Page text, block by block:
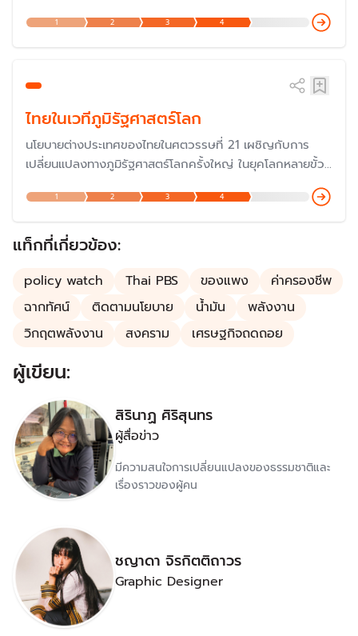
พลังงาน ทั้งค่าไฟฟ้า ค่าก๊าซหุงต้ม และค่าน้ำมันเชื้อเพลิงให้อยู่
ในระดับที่เหมาะสมในทันที" - คำแถลงนโยบายของนายก
1 2 3 4
ไทยในเวทีภูมิรัฐศาสตร์โลก
นโยบายต่างประเทศของไทยในศตวรรษที่ 21 เผชิญกับการ
เปลี่ยนแปลงทางภูมิรัฐศาสตร์โลกครั้งใหญ่ ในยุคโลกหลายขั้ว
นโยบาย "สะพานเชื่อมและสร้างสมดุล" แต่จะประสบความสำเร็จ
แค่ไหน ถือเป็นความท้าทายอย่างมากว่าประเทศจะอยู่อย่างไร
ภายใต้เกลียวคลื่นการเปลี่ยนแปลง
1 2 3 4
แท็กที่เกี่ยวข้อง:
policy watch Thai PBS ของแพง
ค่าครองชีพ
ฉากทัศน์
ติดตามนโยบาย น้ำมัน
พลังงาน
วิกฤตพลังงาน
สงคราม เศรษฐกิจถดถอย
ผู้เขียน:
สิรินาฏ ศิริสุนทร
ผู้สื่อข่าว
มีความสนใจการเปลี่ยนแปลงของธรรมชาติและ
เรื่องราวของผู้คน
ชญาดา จิรกิตติถาวร
Graphic Designer